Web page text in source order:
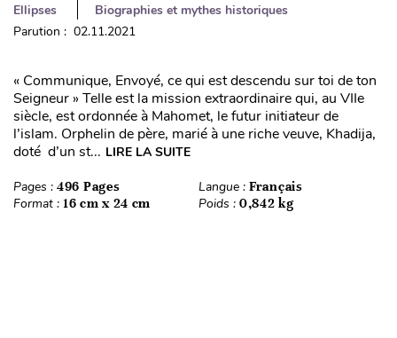
Ellipses
Biographies et mythes historiques
Parution : 02.11.2021
« Communique, Envoyé, ce qui est descendu sur toi de ton
Seigneur » Telle est la mission extraordinaire qui, au VIIe
siècle, est ordonnée à Mahomet, le futur initiateur de
l’islam. Orphelin de père, marié à une riche veuve, Khadija,
doté d’un st... LIRE LA SUITE
Pages : 496 Pages Langue : Français
Format : 16 cm x 24 cm Poids : 0,842 kg